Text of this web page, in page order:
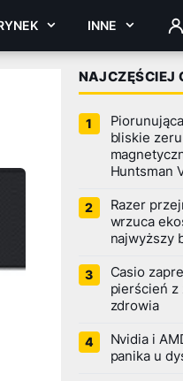
INNE
NAJCZĘŚCIEJ
bliskie
Huntsman
Razer
wrzuca
najwyższy
Casio
pierścień z
zdrowia
Nvidia i
panika u